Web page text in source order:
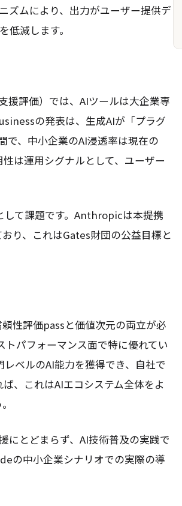
ズムにより、出力がユーザー提供デ
減します。
評価）では、AIツールは大企業専
の発表は、生成AIが「プラグ
で、中小企業のAI浸透率は現在の
は運用シグナルとして、ユーザー
して課題です。Anthropicは本提携
り、これはGates財団の公益目標と
性評価passと価値次元の両立が必
パフォーマンス面で特に優れてい
ベルのAI能力を獲得でき、自社で
、これはAIエコシステム全体をよ
とどまらず、AI技術普及の実践で
の中小企業シナリオでの実際の導